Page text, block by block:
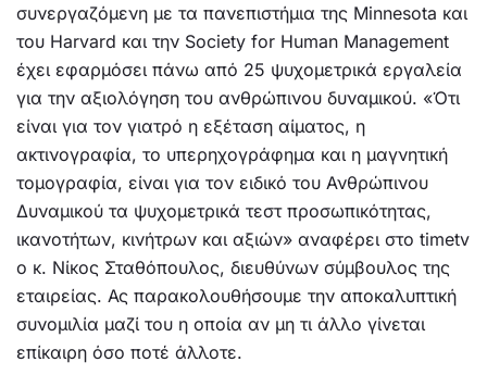
συνεργαζόμενη με τα πανεπιστήμια της Minnesota και
του Harvard και την Society for Human Management
έχει εφαρμόσει πάνω από 25 ψυχομετρικά εργαλεία
για την αξιολόγηση του ανθρώπινου δυναμικού. «Ότι
είναι για τον γιατρό η εξέταση αίματος, η
ακτινογραφία, το υπερηχογράφημα και η μαγνητική
τομογραφία, είναι για τον ειδικό του Ανθρώπινου
Δυναμικού τα ψυχομετρικά τεστ προσωπικότητας,
ικανοτήτων, κινήτρων και αξιών» αναφέρει στο timetv
o κ. Νίκος Σταθόπουλος, διευθύνων σύμβουλος της
εταιρείας. Ας παρακολουθήσουμε την αποκαλυπτική
συνομιλία μαζί του η οποία αν μη τι άλλο γίνεται
επίκαιρη όσο ποτέ άλλοτε.